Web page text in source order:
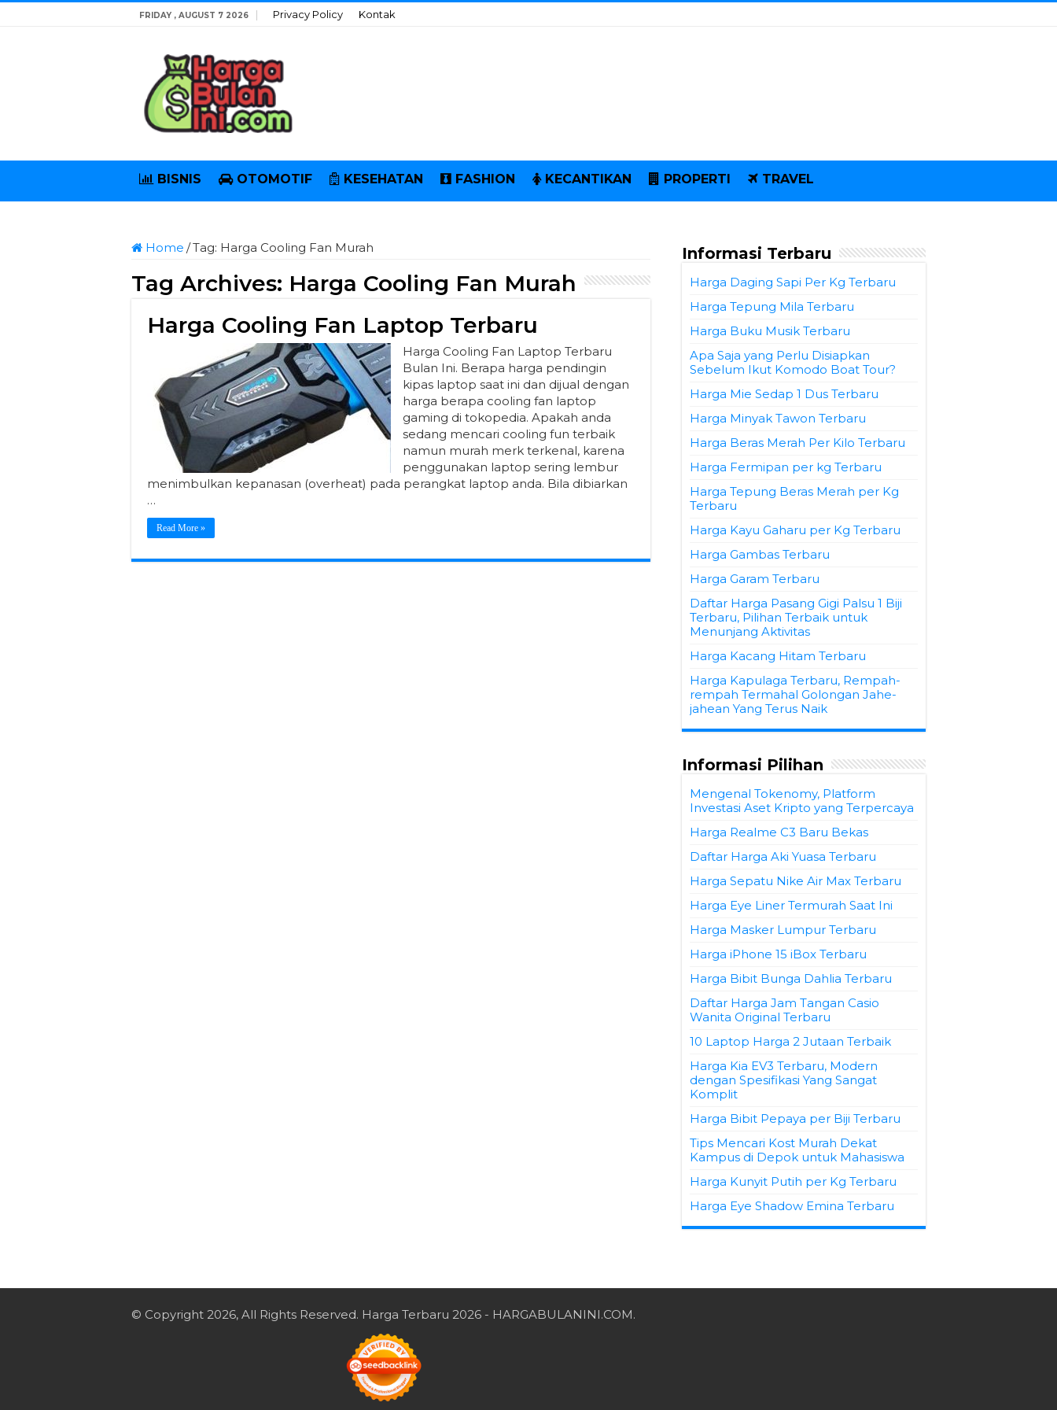
FRIDAY , AUGUST 7 2026 Privacy Policy Kontak
BISNIS OTOMOTIF KESEHATAN FASHION KECANTIKAN PROPERTI TRAVEL
Home /Tag: Harga Cooling Fan Murah
Tag Archives: Harga Cooling Fan Murah
Harga Cooling Fan Laptop Terbaru
Harga Cooling Fan Laptop Terbaru
Bulan Ini. Berapa harga pendingin
kipas laptop saat ini dan dijual dengan
harga berapa cooling fan laptop
gaming di tokopedia. Apakah anda
sedang mencari cooling fun terbaik
namun murah merk terkenal, karena
penggunakan laptop sering lembur
menimbulkan kepanasan (overheat) pada perangkat laptop anda. Bila dibiarkan
…
Read More »
Informasi Terbaru
Harga Daging Sapi Per Kg Terbaru
Harga Tepung Mila Terbaru
Harga Buku Musik Terbaru
Apa Saja yang Perlu Disiapkan
Sebelum Ikut Komodo Boat Tour?
Harga Mie Sedap 1 Dus Terbaru
Harga Minyak Tawon Terbaru
Harga Beras Merah Per Kilo Terbaru
Harga Fermipan per kg Terbaru
Harga Tepung Beras Merah per Kg
Terbaru
Harga Kayu Gaharu per Kg Terbaru
Harga Gambas Terbaru
Harga Garam Terbaru
Daftar Harga Pasang Gigi Palsu 1 Biji
Terbaru, Pilihan Terbaik untuk
Menunjang Aktivitas
Harga Kacang Hitam Terbaru
Harga Kapulaga Terbaru, Rempah-
rempah Termahal Golongan Jahe-
jahean Yang Terus Naik
Informasi Pilihan
Mengenal Tokenomy, Platform
Investasi Aset Kripto yang Terpercaya
Harga Realme C3 Baru Bekas
Daftar Harga Aki Yuasa Terbaru
Harga Sepatu Nike Air Max Terbaru
Harga Eye Liner Termurah Saat Ini
Harga Masker Lumpur Terbaru
Harga iPhone 15 iBox Terbaru
Harga Bibit Bunga Dahlia Terbaru
Daftar Harga Jam Tangan Casio
Wanita Original Terbaru
10 Laptop Harga 2 Jutaan Terbaik
Harga Kia EV3 Terbaru, Modern
dengan Spesifikasi Yang Sangat
Komplit
Harga Bibit Pepaya per Biji Terbaru
Tips Mencari Kost Murah Dekat
Kampus di Depok untuk Mahasiswa
Harga Kunyit Putih per Kg Terbaru
Harga Eye Shadow Emina Terbaru
© Copyright 2026, All Rights Reserved. Harga Terbaru 2026 - HARGABULANINI.COM.